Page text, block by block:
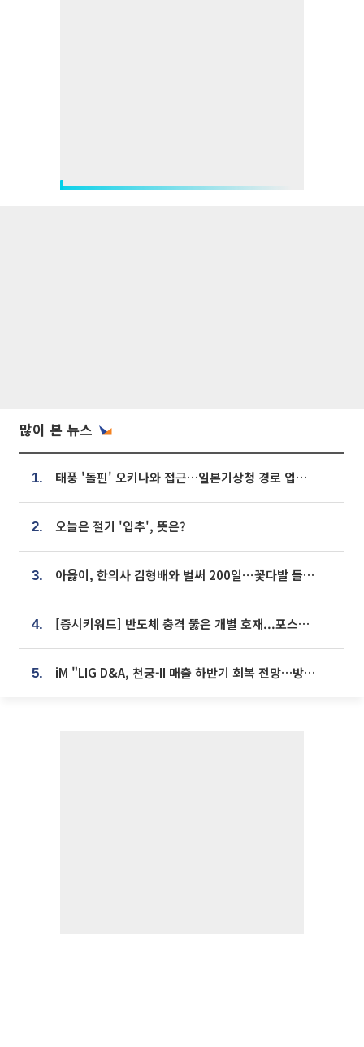
많이 본 뉴스
1. 태풍 '돌핀' 오키나와 접근…일본기상청 경로 업데이트
2. 오늘은 절기 '입추', 뜻은?
3. 아옳이, 한의사 김형배와 벌써 200일⋯꽃다발 들고 "프러포즈 아냐"
4. [증시키워드] 반도체 충격 뚫은 개별 호재...포스코퓨처엠·에코프로·한화솔루션 '눈길'
5. iM "LIG D&A, 천궁-II 매출 하반기 회복 전망…방산 톱픽 유지"